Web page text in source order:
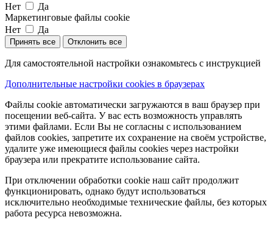
Нет
Да
Маркетинговые файлы cookie
Нет
Да
Принять все Отклонить все
Для самостоятельной настройки ознакомьтесь с инструкцией
Дополнительные настройки cookies в браузерах
Файлы cookie автоматически загружаются в ваш браузер при
посещении веб-сайта. У вас есть возможность управлять
этими файлами. Если Вы не согласны с использованием
файлов cookies, запретите их сохранение на своём устройстве,
удалите уже имеющиеся файлы cookies через настройки
браузера или прекратите использование сайта.
При отключении обработки cookie наш сайт продолжит
функционировать, однако будут использоваться
исключительно необходимые технические файлы, без которых
работа ресурса невозможна.